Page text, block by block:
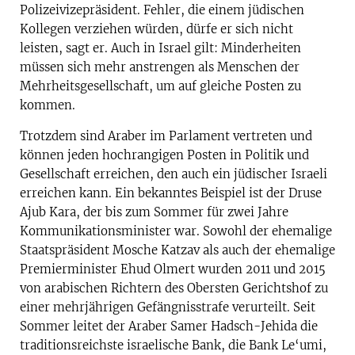
Polizeivizepräsident. Fehler, die einem jüdischen
Kollegen verziehen würden, dürfe er sich nicht
leisten, sagt er. Auch in Israel gilt: Minderheiten
müssen sich mehr anstrengen als Menschen der
Mehrheitsgesellschaft, um auf gleiche Posten zu
kommen.
Trotzdem sind Araber im Parlament vertreten und
können jeden hochrangigen Posten in Politik und
Gesellschaft erreichen, den auch ein jüdischer Israeli
erreichen kann. Ein bekanntes Beispiel ist der Druse
Ajub Kara, der bis zum Sommer für zwei Jahre
Kommunikationsminister war. Sowohl der ehemalige
Staatspräsident Mosche Katzav als auch der ehemalige
Premierminister Ehud Olmert wurden 2011 und 2015
von arabischen Richtern des Obersten Gerichtshof zu
einer mehrjährigen Gefängnisstrafe verurteilt. Seit
Sommer leitet der Araber Samer Hadsch-Jehida die
traditionsreichste israelische Bank, die Bank Le‘umi,